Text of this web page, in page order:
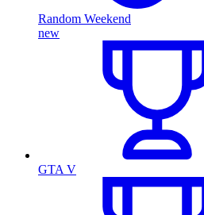
Random Weekend
new
GTA V